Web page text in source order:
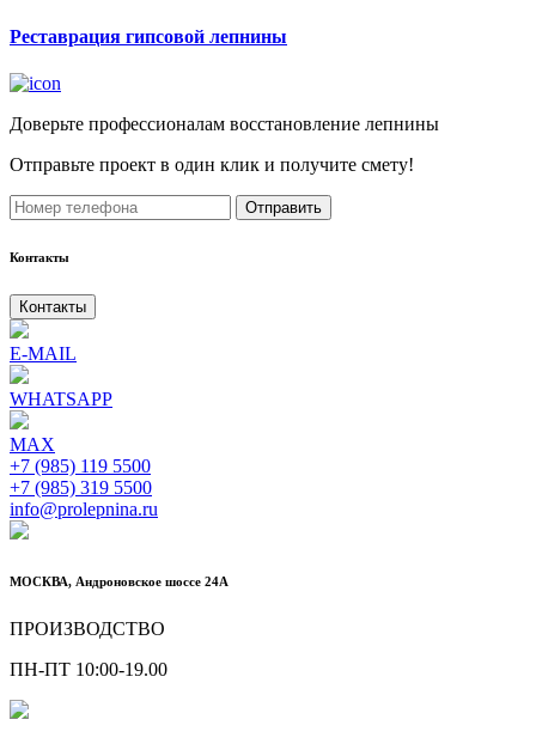
Реставрация гипсовой лепнины
Доверьте профессионалам восстановление лепнины
Отправьте проект в один клик и получите смету!
Отправить
Контакты
Контакты
E-MAIL
WHATSAPP
MAX
+7 (985) 119 5500
+7 (985) 319 5500
info@prolepnina.ru
МОСКВА, Андроновское шоссе 24А
ПРОИЗВОДСТВО
ПН-ПТ 10:00-19.00